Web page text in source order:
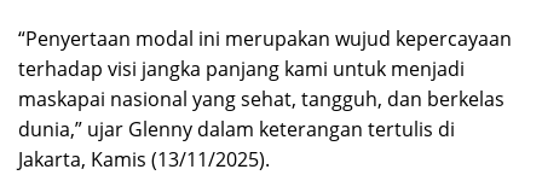
“Penyertaan modal ini merupakan wujud kepercayaan
terhadap visi jangka panjang kami untuk menjadi
maskapai nasional yang sehat, tangguh, dan berkelas
dunia,” ujar Glenny dalam keterangan tertulis di
Jakarta, Kamis (13/11/2025).